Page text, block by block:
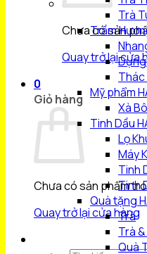
Chưa có sản
Quay trở lại cửa
0
Giỏ hàng
Chưa có sản phẩm
Quay trở lại cửa hàng
Trà
Trầm
Thác
Mỹ phẩm
Xà
Tinh Dầu
Lọ
Máy
Tinh
Tinh
Quà tặng
Trà
Trà
Quà